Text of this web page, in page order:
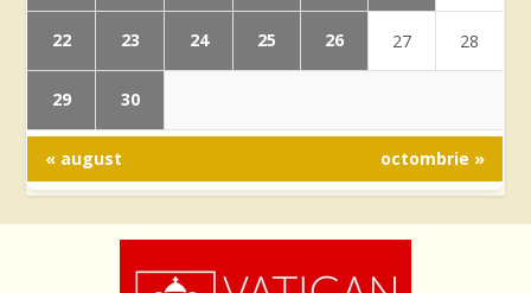
22 23 24 25 26 27 28
29 30
« august octombrie »